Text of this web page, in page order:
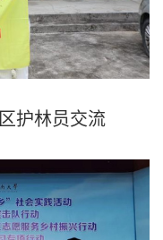
护林员交流